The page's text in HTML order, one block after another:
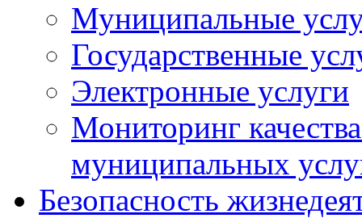
Муниципальные
Государственные
Электронные услуги
Мониторинг
муниципальных
Безопасность